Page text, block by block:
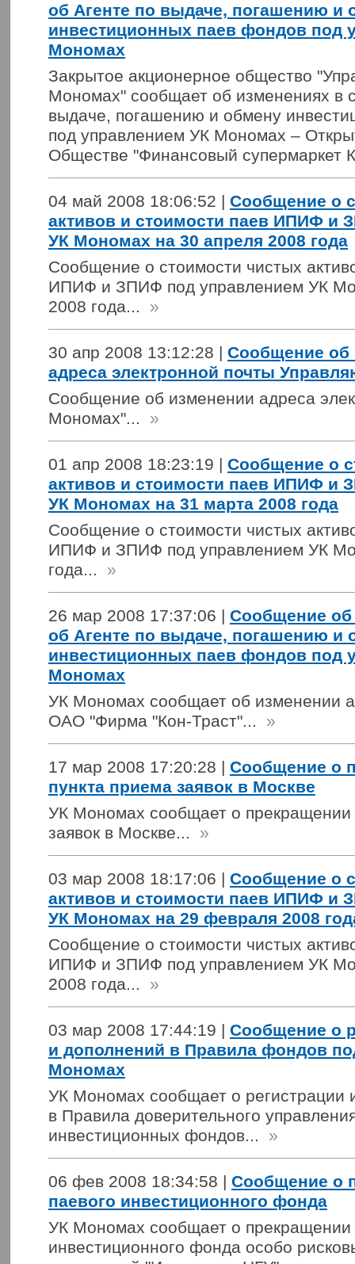
об Агенте по выдаче, погашению и
инвестиционных паев фондов под
Мономах
Закрытое акционерное общество
Мономах" сообщает об изменениях в
выдаче, погашению и обмену
под управлением УК Мономах –
Обществе "Финансовый супермаркет
04 май 2008 18:06:52 | Сообщение о
активов и стоимости паев ИПИФ и
УК Мономах на 30 апреля 2008 года
Сообщение о стоимости чистых
ИПИФ и ЗПИФ под управлением УК
2008 года...
»
30 апр 2008 13:12:28 | Сообщение об
адреса электронной почты
Сообщение об изменении адреса
Мономах"...
»
01 апр 2008 18:23:19 | Сообщение о
активов и стоимости паев ИПИФ и
УК Мономах на 31 марта 2008 года
Сообщение о стоимости чистых
ИПИФ и ЗПИФ под управлением УК
года...
»
26 мар 2008 17:37:06 | Сообщение об
об Агенте по выдаче, погашению и
инвестиционных паев фондов под
Мономах
УК Мономах сообщает об изменении
ОАО "Фирма "Кон-Траст"...
»
17 мар 2008 17:20:28 | Сообщение о
пункта приема заявок в Москве
УК Мономах сообщает о прекращении
заявок в Москве...
»
03 мар 2008 18:17:06 | Сообщение о
активов и стоимости паев ИПИФ и
УК Мономах на 29 февраля 2008
Сообщение о стоимости чистых
ИПИФ и ЗПИФ под управлением УК
2008 года...
»
03 мар 2008 17:44:19 | Сообщение о
и дополнений в Правила фондов
Мономах
УК Мономах сообщает о регистрации
в Правила доверительного
инвестиционных фондов...
»
06 фев 2008 18:34:58 | Сообщение о
паевого инвестиционного фонда
УК Мономах сообщает о прекращении
инвестиционного фонда особо